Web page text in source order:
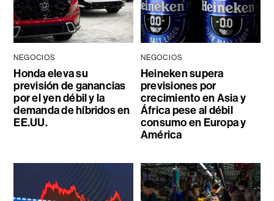
NEGOCIOS
Honda eleva su
previsión de ganancias
por el yen débil y la
demanda de híbridos en
EE.UU.
NEGOCIOS
Heineken supera
previsiones por
crecimiento en Asia y
África pese al débil
consumo en Europa y
América